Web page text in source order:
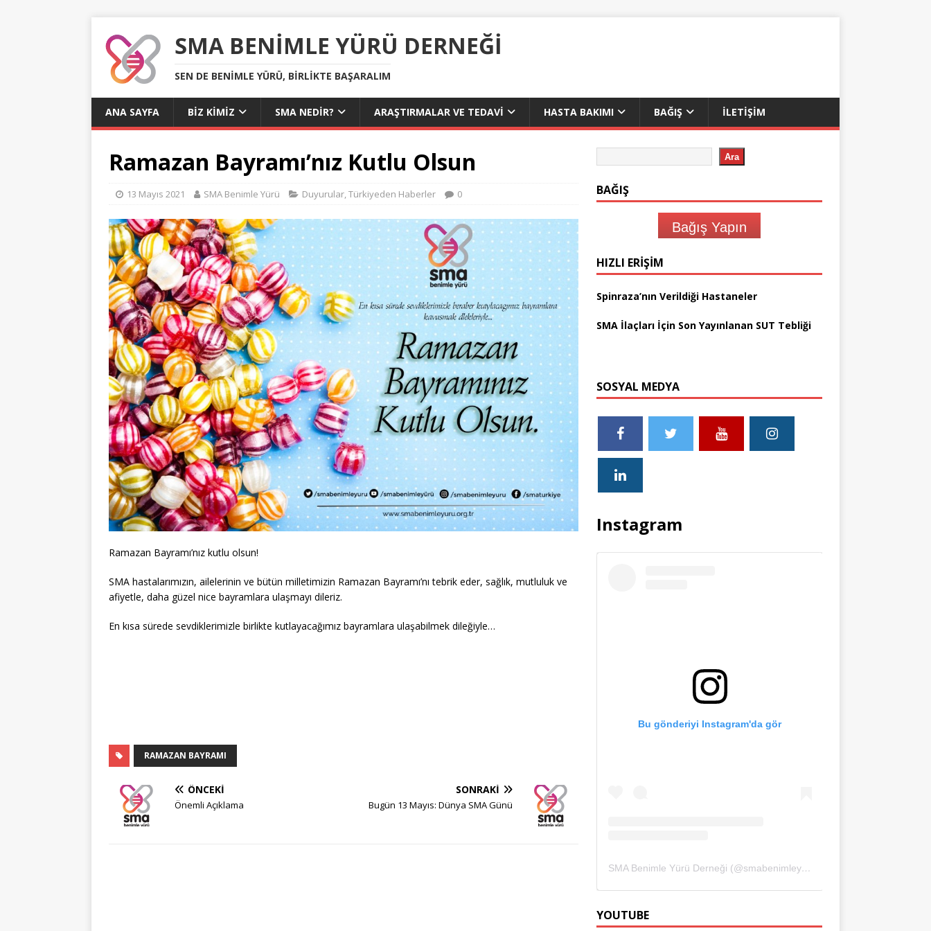
SMA BENIMLE YÜRÜ DERNEĞI
SEN DE BENIMLE YÜRÜ, BIRLIKTE BAŞARALIM
ANA SAYFA BIZ KIMIZ SMA NEDIR? ARAŞTIRMALAR VE TEDAVI HASTA BAKIMI BAĞIŞ İLETIŞIM
Ramazan Bayramı’nız Kutlu Olsun
13 Mayıs 2021 SMA Benimle Yürü Duyurular,Türkiyeden Haberler 0
Ramazan Bayramı’nız kutlu olsun!
SMA hastalarımızın, ailelerinin ve bütün milletimizin Ramazan Bayramı’nı tebrik eder, sağlık, mutluluk ve
afiyetle, daha güzel nice bayramlara ulaşmayı dileriz.
En kısa sürede sevdiklerimizle birlikte kutlayacağımız bayramlara ulaşabilmek dileğiyle…
RAMAZAN BAYRAMI
ÖNCEKI
Önemli Açıklama
SONRAKI
Bugün 13 Mayıs: Dünya SMA Günü
Ara
BAĞIŞ
Bağış Yapın
HIZLI ERIŞIM
Spinraza’nın Verildiği Hastaneler
SMA İlaçları İçin Son Yayınlanan SUT Tebliği
SOSYAL MEDYA
Instagram
Bu gönderiyi Instagram'da gör
SMA Benimle Yürü Derneği (@smabenimleyuru)'in paylaştığı bir gönderi
YOUTUBE